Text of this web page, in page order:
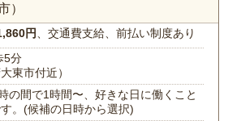
）
円、交通費支給、前払い制度あり
5分
東市付近）
の間で1時間〜、好きな日に働くこと
。(候補の日時から選択)